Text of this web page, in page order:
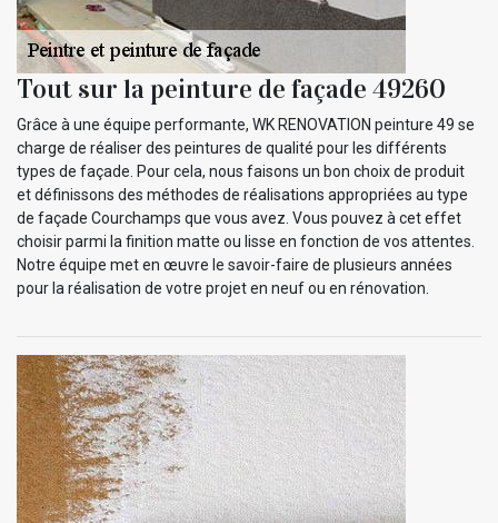
Tout sur la peinture de façade 49260
Grâce à une équipe performante, WK RENOVATION peinture 49 se
charge de réaliser des peintures de qualité pour les différents
types de façade. Pour cela, nous faisons un bon choix de produit
et définissons des méthodes de réalisations appropriées au type
de façade Courchamps que vous avez. Vous pouvez à cet effet
choisir parmi la finition matte ou lisse en fonction de vos attentes.
Notre équipe met en œuvre le savoir-faire de plusieurs années
pour la réalisation de votre projet en neuf ou en rénovation.